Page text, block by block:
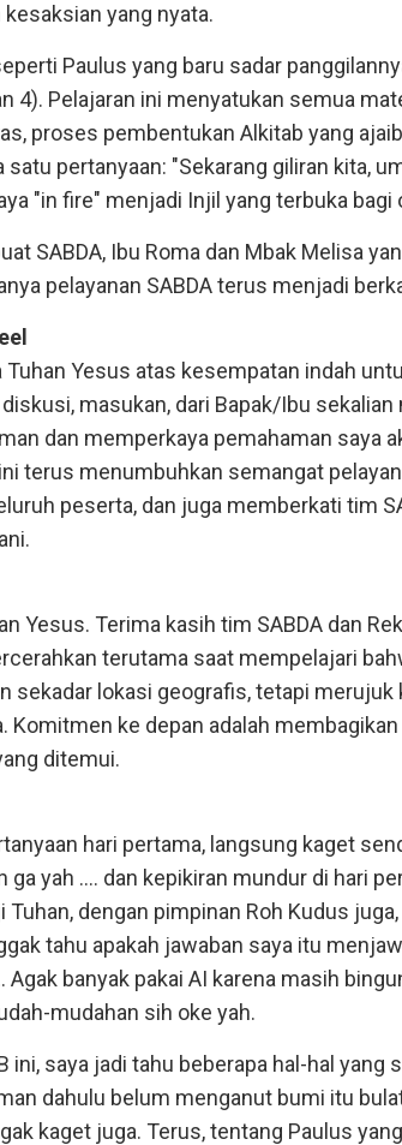
yang nyata.
Paulus yang baru sadar
4). Pelajaran ini menyatukan semua
proses pembentukan Alkitab yang
satu pertanyaan: "Sekarang giliran kita,
"in fire" menjadi Injil yang terbuka bagi
SABDA, Ibu Roma dan Mbak Melisa
pelayanan SABDA terus menjadi
Tuhan Yesus atas kesempatan indah
masukan, dari Bapak/Ibu
dan memperkaya pemahaman saya
terus menumbuhkan semangat
peserta, dan juga memberkati tim
Yesus. Terima kasih tim SABDA dan
terutama saat mempelajari
sekadar lokasi geografis, tetapi merujuk
Komitmen ke depan adalah
ditemui.
hari pertama, langsung kaget
ga yah .... dan kepikiran mundur di hari
Tuhan, dengan pimpinan Roh Kudus
tahu apakah jawaban saya itu
Agak banyak pakai AI karena masih
mudahan sih oke yah.
ini, saya jadi tahu beberapa hal-hal yang
dahulu belum menganut bumi itu
kaget juga. Terus, tentang Paulus